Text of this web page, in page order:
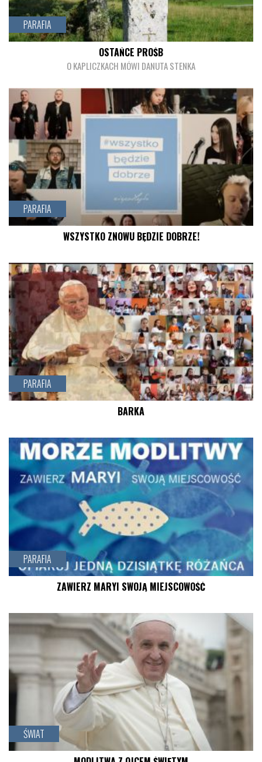
PARAFIA
OSTAŃCE PRÓŚB
O KAPLICZKACH MÓWI DANUTA STENKA
PARAFIA
czytaj więcej
WSZYSTKO ZNOWU BĘDZIE DOBRZE!
PARAFIA
czytaj więcej
BARKA
PARAFIA
czytaj więcej
ZAWIERZ MARYI SWOJĄ MIEJSCOWOŚĆ
ŚWIAT
czytaj więcej